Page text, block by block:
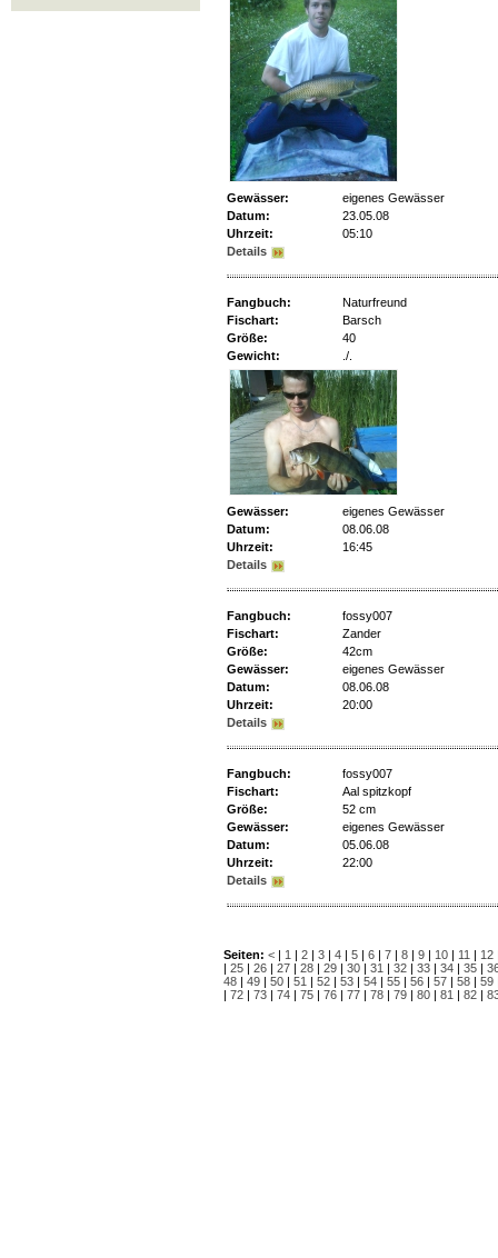
Gewässer:
eigenes Gewässer
Datum:
23.05.08
Uhrzeit:
05:10
Details
Fangbuch:
Naturfreund
Fischart:
Barsch
Größe:
40
Gewicht:
./.
Gewässer:
eigenes Gewässer
Datum:
08.06.08
Uhrzeit:
16:45
Details
Fangbuch:
fossy007
Fischart:
Zander
Größe:
42cm
Gewässer:
eigenes Gewässer
Datum:
08.06.08
Uhrzeit:
20:00
Details
Fangbuch:
fossy007
Fischart:
Aal spitzkopf
Größe:
52 cm
Gewässer:
eigenes Gewässer
Datum:
05.06.08
Uhrzeit:
22:00
Details
Seiten: < | 1 | 2 | 3 | 4 | 5 | 6 | 7 | 8 | 9 | 10 | 11 | 12
| 25 | 26 | 27 | 28 | 29 | 30 | 31 | 32 | 33 | 34 | 35 |
48 | 49 | 50 | 51 | 52 | 53 | 54 | 55 | 56 | 57 | 58 | 59
| 72 | 73 | 74 | 75 | 76 | 77 | 78 | 79 | 80 | 81 | 82 |